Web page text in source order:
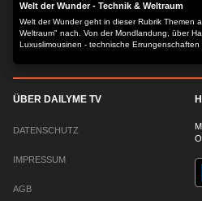
Welt der Wunder - Technik & Weltraum
Welt der Wunder geht in dieser Rubrik Themen
Weltraum" nach. Von der Mondlandung, über
Luxuslimousinen - technische
ÜBER DAILYME TV
DATENSCHUTZ
IMPRESSUM
AGB